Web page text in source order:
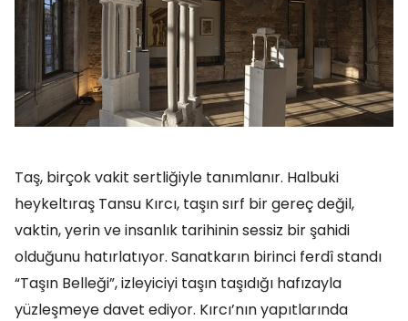
Taş, birçok vakit sertliğiyle tanımlanır. Halbuki
heykeltıraş Tansu Kırcı, taşın sırf bir gereç değil,
vaktin, yerin ve insanlık tarihinin sessiz bir şahidi
olduğunu hatırlatıyor. Sanatkarın birinci ferdî standı
“Taşın Belleği”, izleyiciyi taşın taşıdığı hafızayla
yüzleşmeye davet ediyor. Kırcı’nın yapıtlarında